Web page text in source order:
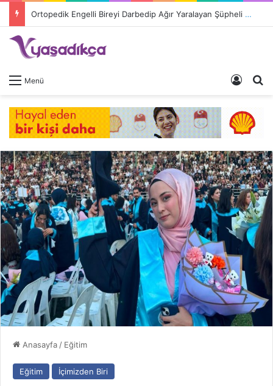
Ortopedik Engelli Bireyi Darbedip Ağır Yaralayan Şüpheli Tutuklandı
Menü Giriş
Anasayfa / Eğitim
Eğitim İçimizden Biri